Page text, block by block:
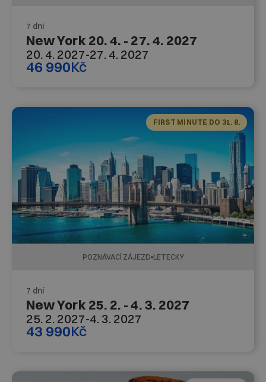
7 dní
New York 20. 4. - 27. 4. 2027
20. 4. 2027-27. 4. 2027
46 990Kč
FIRST MINUTE DO 31. 8.
POZNÁVACÍ ZÁJEZD LETECKY
7 dní
New York 25. 2. - 4. 3. 2027
25. 2. 2027-4. 3. 2027
43 990Kč